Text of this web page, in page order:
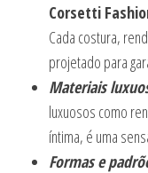
Corsetti
Cada costura,
projetado para
Materiais
luxuosos como
íntima, é uma
Formas e